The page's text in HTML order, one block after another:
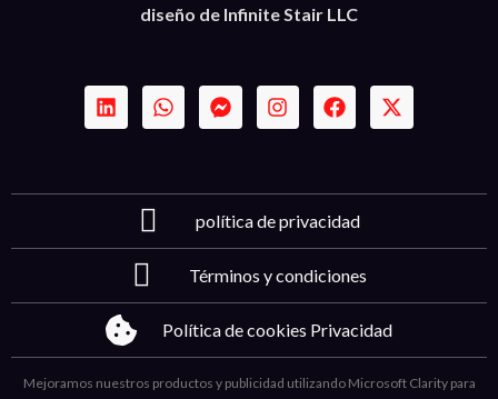
diseño de Infinite Stair LLC
política de privacidad
Términos y condiciones
Política de cookies Privacidad
Mejoramos nuestros productos y publicidad utilizando Microsoft Clarity para